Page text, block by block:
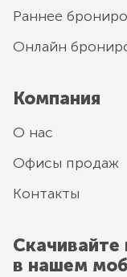
Раннее
Онлайн
Компания
О нас
Офисы продаж
Контакты
Скачивайте
в нашем